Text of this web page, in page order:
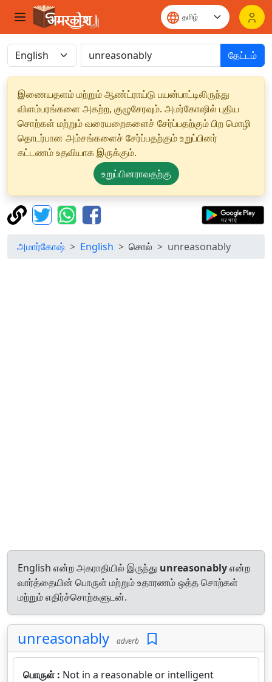
தேட்டம்
இணையதளம் மற்றும் ஆண்ட்ராய்டு பயன்பாட்டிலிருந்து
விளம்பரங்களை அகற்ற, குழுசேரவும். அமர்கோஷில் புதிய
சொற்கள் மற்றும் வரையறைகளைச் சேர்ப்பதற்கும் பிற மொழி
தொடர்பான அம்சங்களைச் சேர்ப்பதற்கும் உறுப்பினர்
கட்டணம் உதவியாக இருக்கும்.
உறுப்பினராவதற்கு
அமார்கோஷ் English சொல் unreasonably
English என்ற அகராதியில் இருந்து unreasonablyஎன்ற
வார்த்தையின் பொருள் மற்றும் உதாரணம் ஒத்த சொற்கள்
மற்றும் எதிர்ச்சொற்களுடன்.
unreasonably adverb
பொருள் : Not in a reasonable or intelligent